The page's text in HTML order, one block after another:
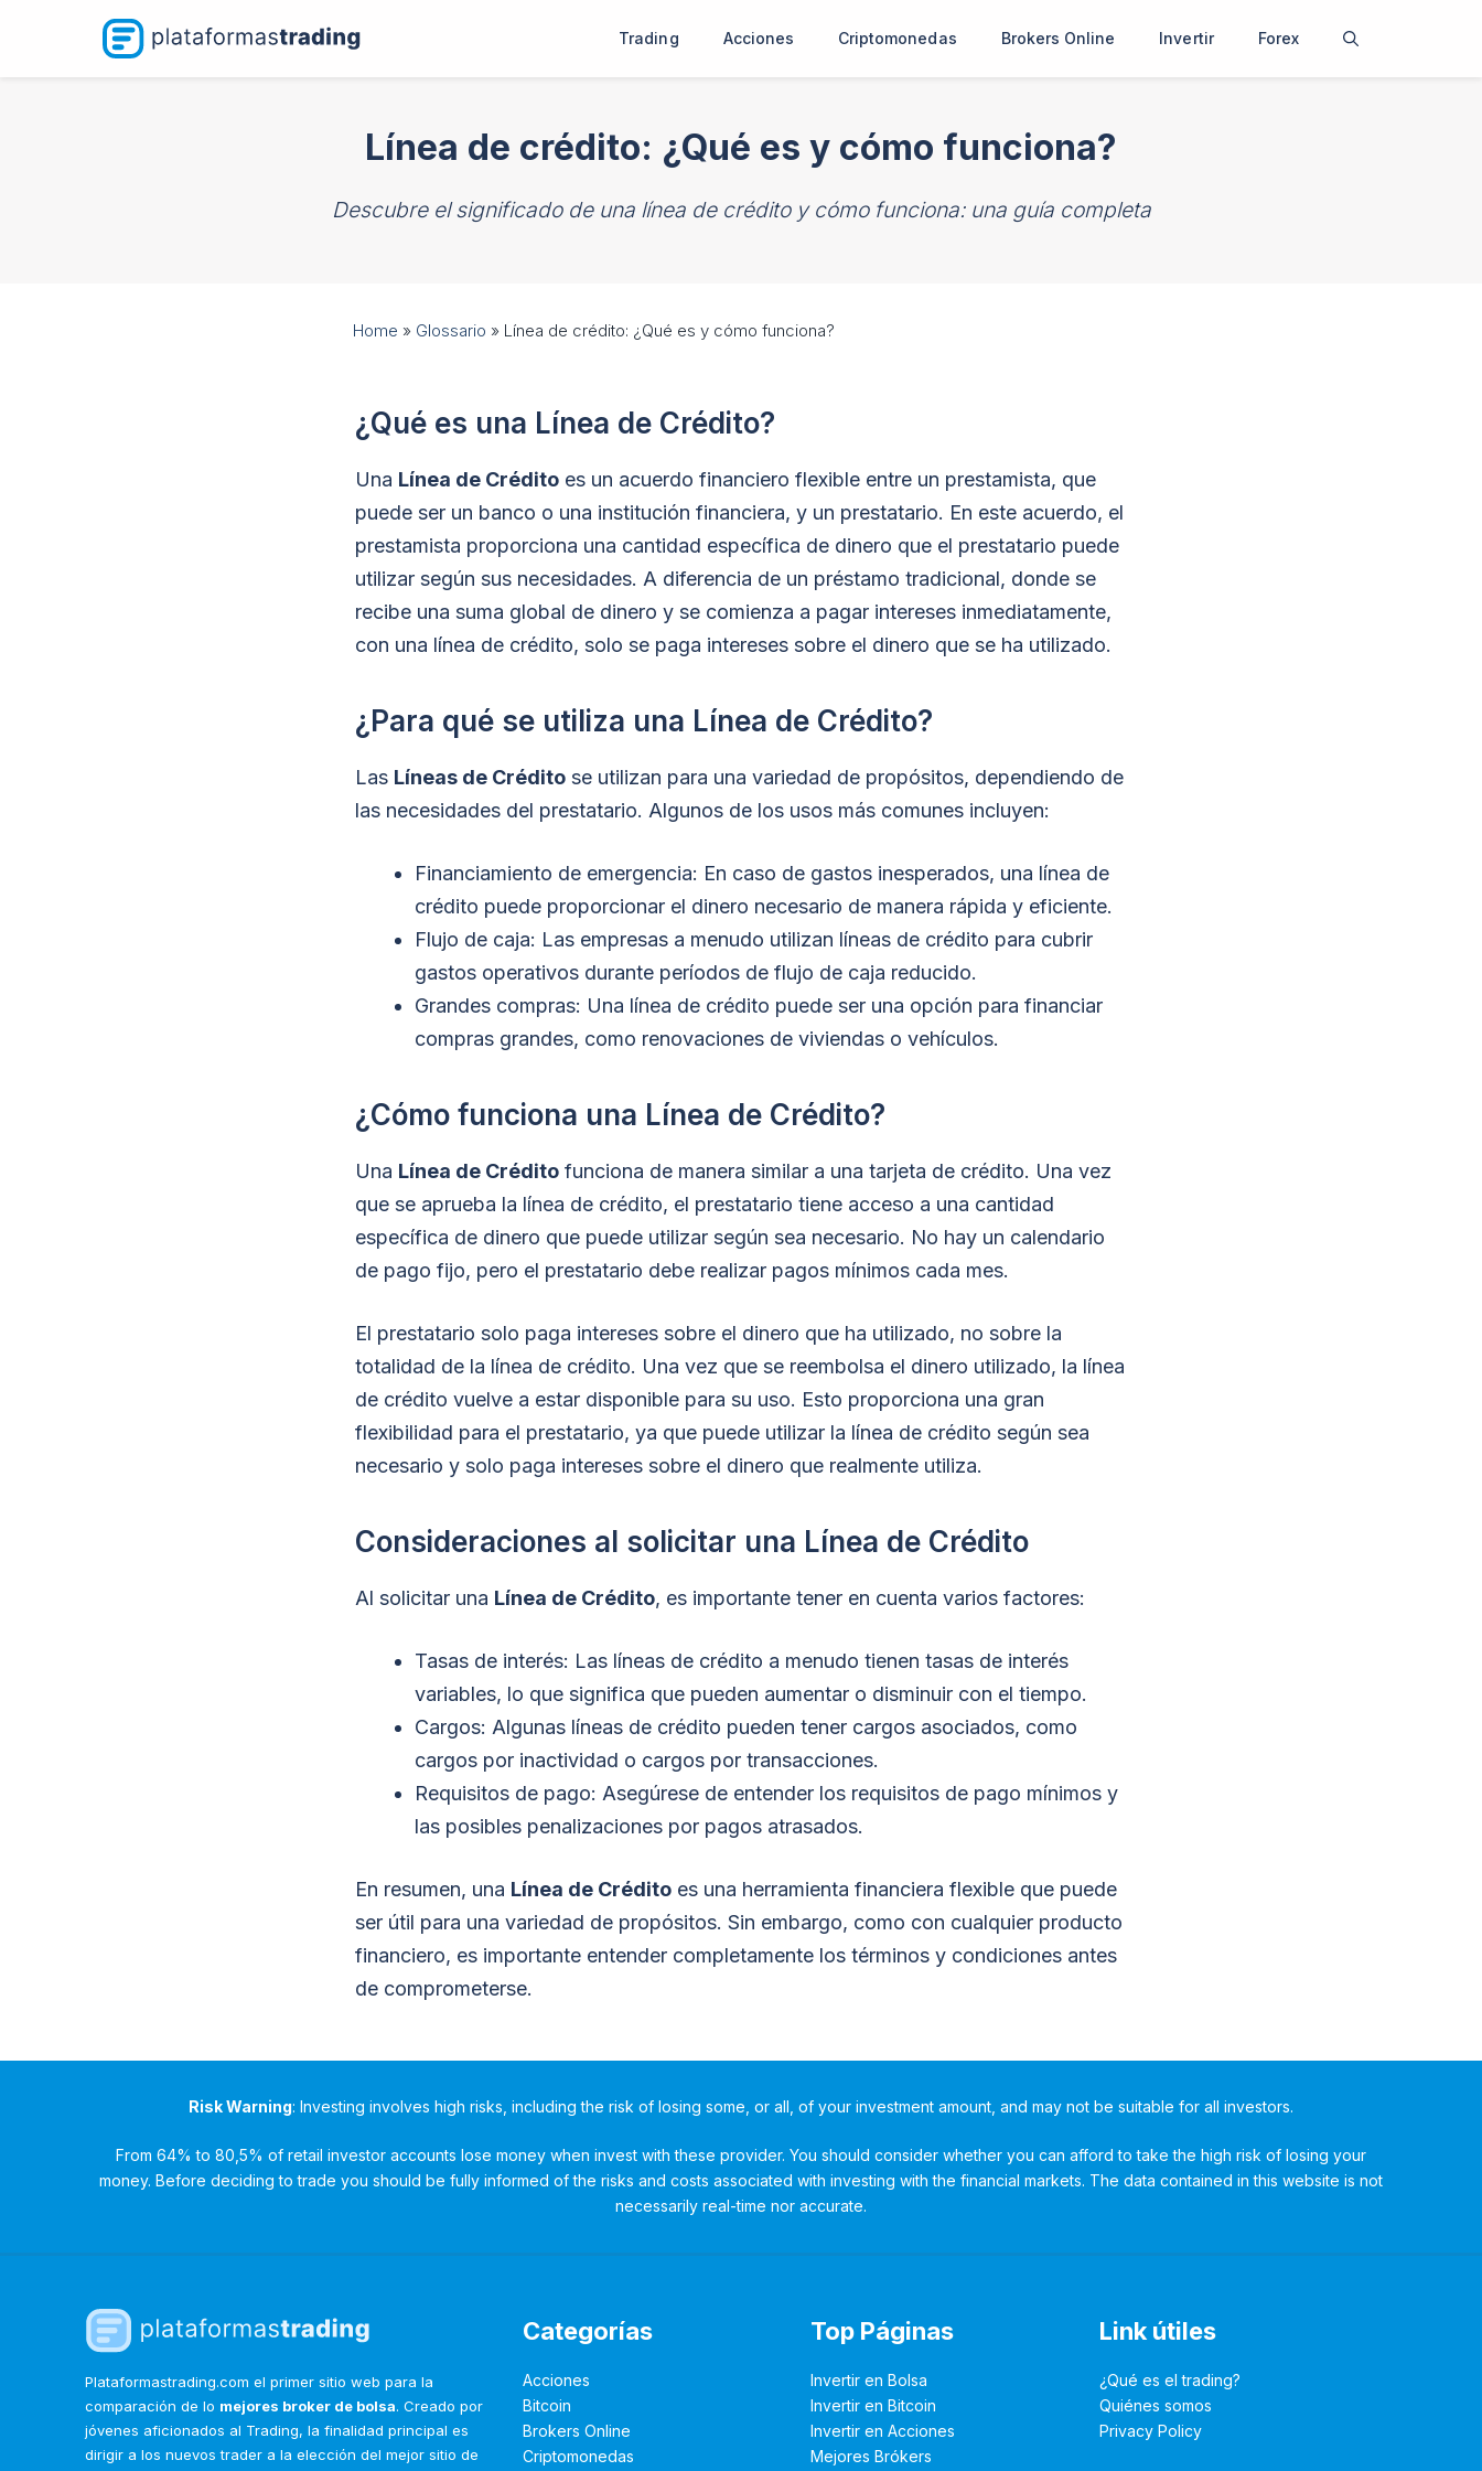
Trading Acciones Criptomonedas Brokers Online Invertir Forex
Línea de crédito: ¿Qué es y cómo funciona?
Descubre el significado de una línea de crédito y cómo funciona: una guía completa
Home » Glossario » Línea de crédito: ¿Qué es y cómo funciona?
¿Qué es una Línea de Crédito?
Una Línea de Crédito es un acuerdo financiero flexible entre un prestamista, que
puede ser un banco o una institución financiera, y un prestatario. En este acuerdo, el
prestamista proporciona una cantidad específica de dinero que el prestatario puede
utilizar según sus necesidades. A diferencia de un préstamo tradicional, donde se
recibe una suma global de dinero y se comienza a pagar intereses inmediatamente,
con una línea de crédito, solo se paga intereses sobre el dinero que se ha utilizado.
¿Para qué se utiliza una Línea de Crédito?
Las Líneas de Crédito se utilizan para una variedad de propósitos, dependiendo de
las necesidades del prestatario. Algunos de los usos más comunes incluyen:
Financiamiento de emergencia: En caso de gastos inesperados, una línea de
crédito puede proporcionar el dinero necesario de manera rápida y eficiente.
Flujo de caja: Las empresas a menudo utilizan líneas de crédito para cubrir
gastos operativos durante períodos de flujo de caja reducido.
Grandes compras: Una línea de crédito puede ser una opción para financiar
compras grandes, como renovaciones de viviendas o vehículos.
¿Cómo funciona una Línea de Crédito?
Una Línea de Crédito funciona de manera similar a una tarjeta de crédito. Una vez
que se aprueba la línea de crédito, el prestatario tiene acceso a una cantidad
específica de dinero que puede utilizar según sea necesario. No hay un calendario
de pago fijo, pero el prestatario debe realizar pagos mínimos cada mes.
El prestatario solo paga intereses sobre el dinero que ha utilizado, no sobre la
totalidad de la línea de crédito. Una vez que se reembolsa el dinero utilizado, la línea
de crédito vuelve a estar disponible para su uso. Esto proporciona una gran
flexibilidad para el prestatario, ya que puede utilizar la línea de crédito según sea
necesario y solo paga intereses sobre el dinero que realmente utiliza.
Consideraciones al solicitar una Línea de Crédito
Al solicitar una Línea de Crédito, es importante tener en cuenta varios factores:
Tasas de interés: Las líneas de crédito a menudo tienen tasas de interés
variables, lo que significa que pueden aumentar o disminuir con el tiempo.
Cargos: Algunas líneas de crédito pueden tener cargos asociados, como
cargos por inactividad o cargos por transacciones.
Requisitos de pago: Asegúrese de entender los requisitos de pago mínimos y
las posibles penalizaciones por pagos atrasados.
En resumen, una Línea de Crédito es una herramienta financiera flexible que puede
ser útil para una variedad de propósitos. Sin embargo, como con cualquier producto
financiero, es importante entender completamente los términos y condiciones antes
de comprometerse.
Risk Warning: Investing involves high risks, including the risk of losing some, or all, of your investment amount, and may not be suitable for all investors.
From 64% to 80,5% of retail investor accounts lose money when invest with these provider. You should consider whether you can afford to take the high risk of losing your
money. Before deciding to trade you should be fully informed of the risks and costs associated with investing with the financial markets. The data contained in this website is not
necessarily real-time nor accurate.
Plataformastrading.com el primer sitio web para la
comparación de lo mejores broker de bolsa. Creado por
jóvenes aficionados al Trading, la finalidad principal es
dirigir a los nuevos trader a la elección del mejor sitio de
Categorías
Acciones
Bitcoin
Brokers Online
Criptomonedas
Top Páginas
Invertir en Bolsa
Invertir en Bitcoin
Invertir en Acciones
Mejores Brókers
Link útiles
¿Qué es el trading?
Quiénes somos
Privacy Policy